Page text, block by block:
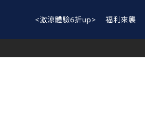
<激涼體驗6折up> 福利來襲